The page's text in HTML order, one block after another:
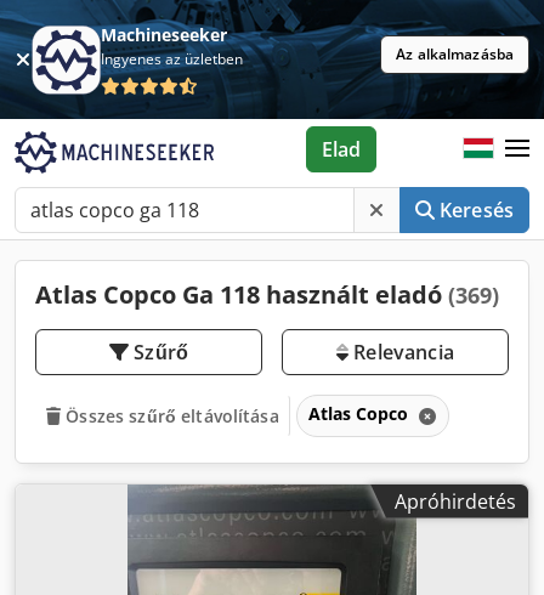
Machineseeker
Ingyenes az üzletben Az alkalmazásba
Keresés
Elad
Atlas Copco Ga 118 használt eladó (369)
Szűrő Relevancia
Összes szűrő eltávolítása Atlas Copco
Apróhirdetés